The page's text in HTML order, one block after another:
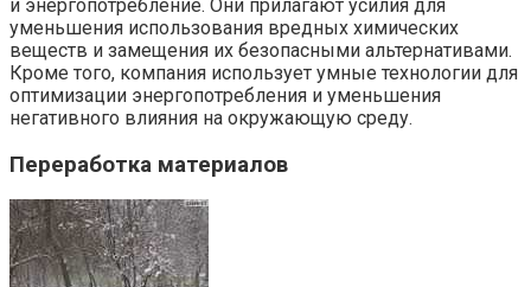
и энергопотребление. Они прилагают усилия для
уменьшения использования вредных химических
веществ и замещения их безопасными альтернативами.
Кроме того, компания использует умные технологии для
оптимизации энергопотребления и уменьшения
негативного влияния на окружающую среду.
Переработка материалов